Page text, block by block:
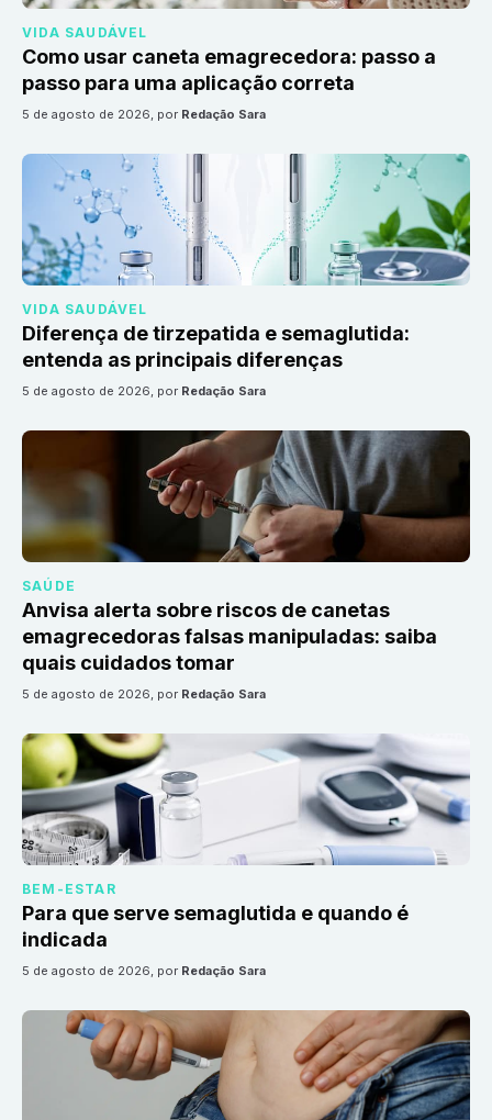
VIDA SAUDÁVEL
Como usar caneta emagrecedora: passo a
passo para uma aplicação correta
5 de agosto de 2026, por Redação Sara
VIDA SAUDÁVEL
Diferença de tirzepatida e semaglutida:
entenda as principais diferenças
5 de agosto de 2026, por Redação Sara
SAÚDE
Anvisa alerta sobre riscos de canetas
emagrecedoras falsas manipuladas: saiba
quais cuidados tomar
5 de agosto de 2026, por Redação Sara
BEM-ESTAR
Para que serve semaglutida e quando é
indicada
5 de agosto de 2026, por Redação Sara